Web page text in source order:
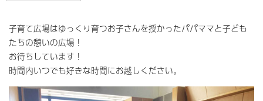
子育て広場はゆっくり育つお子さんを授かったパパママと子ども
たちの憩いの広場！
お待ちしています！
時間内いつでも好きな時間にお越しください。